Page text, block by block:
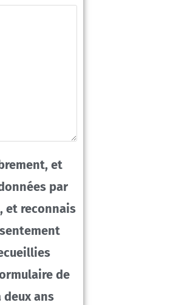
et
par
et reconnais
de
deux ans